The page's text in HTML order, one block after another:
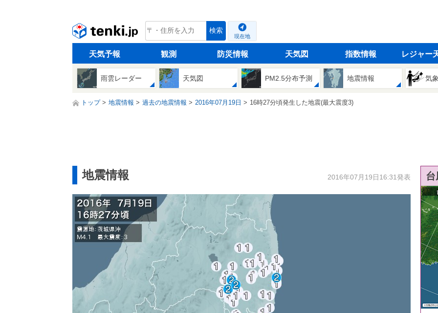
tenki.jp 検索
現在地
天気予報 観測 防災情報 天気図 指数情報 レジャー
雨雲レーダー 天気図 PM2.5分布予測 地震情報 気
トップ 地震情報 過去の地震情報 2016年07月19日 16時27分頃発生した地震(最大震度3)
地震情報 2016年07月19日16:31発表